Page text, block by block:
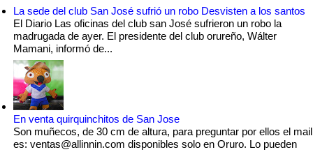
La sede del club San José sufrió un robo Desvisten a los santos
El Diario Las oficinas del club san José sufrieron un robo la
madrugada de ayer. El presidente del club orureño, Wálter
Mamani, informó de...
En venta quirquinchitos de San Jose
Son muñecos, de 30 cm de altura, para preguntar por ellos el mail
es: ventas@allinnin.com disponibles solo en Oruro. Lo pueden